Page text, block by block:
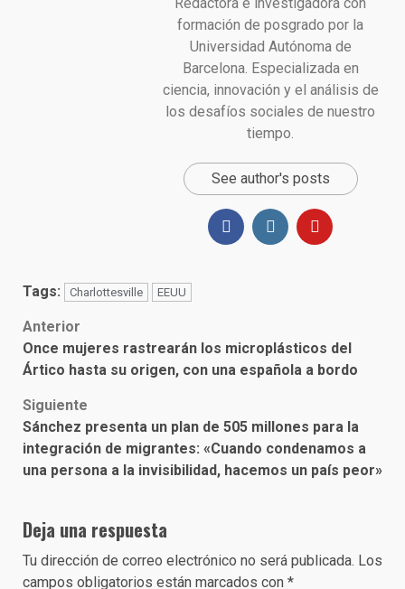
formación de posgrado por la
Universidad Autónoma de
Barcelona. Especializada en
ciencia, innovación y el análisis de
los desafíos sociales de nuestro
tiempo.
See author's posts
Tags: Charlottesville EEUU
Post
navigation
Anterior
Once mujeres rastrearán los microplásticos del
Ártico hasta su origen, con una española a bordo
Siguiente
Sánchez presenta un plan de 505 millones para la
integración de migrantes: «Cuando condenamos a
una persona a la invisibilidad, hacemos un país peor»
Deja una respuesta
Tu dirección de correo electrónico no será publicada. Los
campos obligatorios están marcados con *